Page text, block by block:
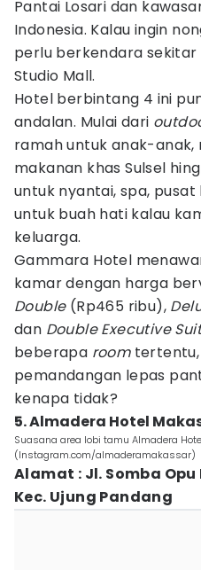
Pantai Losari dan
Indonesia. Kalau ingin
perlu berkendara sekitar
Studio Mall.
Hotel berbintang 4 ini
andalan. Mulai dari
ramah untuk anak-
makanan khas Sulsel
untuk nyantai, spa,
untuk buah hati kalau
keluarga.
Gammara Hotel
kamar dengan harga
Double(Rp465 ribu),
dan Double Executive
beberapa roomtertentu,
pemandangan lepas
kenapa tidak?
5. Almadera Hotel
Suasana area lobi tamu Almadera
(Instagram.com/almaderamakassar)
Alamat : Jl. Somba Opu
Kec. Ujung Pandang